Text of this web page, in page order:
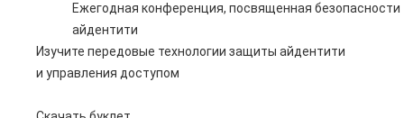
Ежегодная конференция, посвященная безопасности
айдентити
Изучите передовые технологии защиты айдентити
и управления доступом